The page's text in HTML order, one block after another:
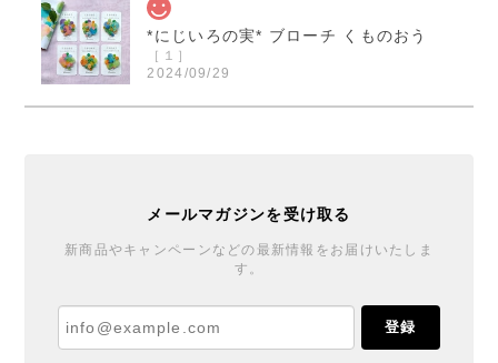
*にじいろの実* ブローチ くものおう
［１］
2024/09/29
*にじいろの実* ブローチ くものおう
丁寧で温かい対応と梱包をありがとうございました♪
メールマガジンを受け取る
新商品やキャンペーンなどの最新情報をお届けいたしま
す。
登録